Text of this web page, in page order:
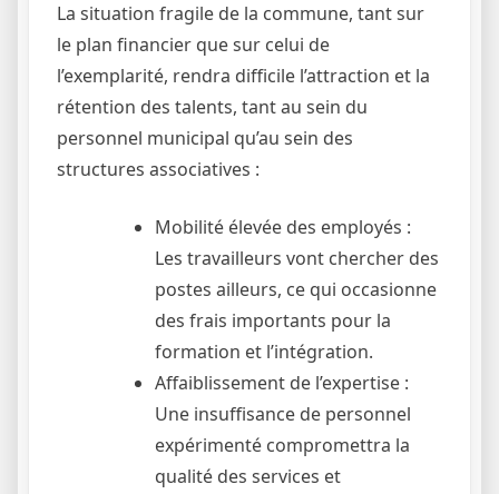
La situation fragile de la commune, tant sur
le plan financier que sur celui de
l’exemplarité, rendra difficile l’attraction et la
rétention des talents, tant au sein du
personnel municipal qu’au sein des
structures associatives :
Mobilité élevée des employés :
Les travailleurs vont chercher des
postes ailleurs, ce qui occasionne
des frais importants pour la
formation et l’intégration.
Affaiblissement de l’expertise :
Une insuffisance de personnel
expérimenté compromettra la
qualité des services et